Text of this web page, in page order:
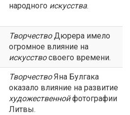
народного искусства.
ТворчествоДюрера имело
огромное влияние на
искусствосвоего времени.
ТворчествоЯна Булгака
оказало влияние на развитие
художественнойфотографии
Литвы.